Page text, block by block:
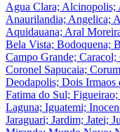
Agua Clara; Alcinopolis;
Anaurilandia; Angelica;
Aquidauana; Aral
Bela Vista; Bodoquena;
Campo Grande;
Coronel Sapucaia;
Deodapolis; Dois
Fatima do Sul;
Laguna; Iguatemi;
Jaraguari; Jardim; Jatei;